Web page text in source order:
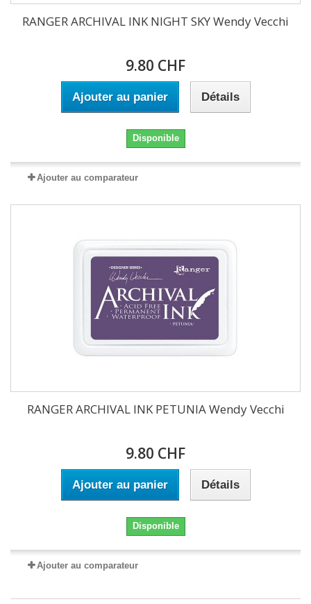
RANGER ARCHIVAL INK NIGHT SKY Wendy Vecchi
9.80 CHF
Ajouter au panier Détails
Disponible
Ajouter au comparateur
RANGER ARCHIVAL INK PETUNIA Wendy Vecchi
9.80 CHF
Ajouter au panier Détails
Disponible
Ajouter au comparateur